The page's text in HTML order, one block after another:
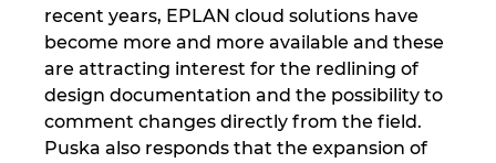
recent years, EPLAN cloud solutions have
become more and more available and these
are attracting interest for the redlining of
design documentation and the possibility to
comment changes directly from the field.
Puska also responds that the expansion of